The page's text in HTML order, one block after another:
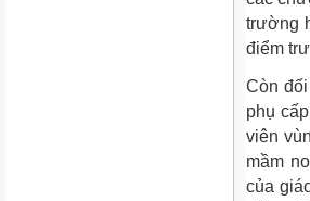
trường
điểm
Còn
phụ
viên
mầm
của